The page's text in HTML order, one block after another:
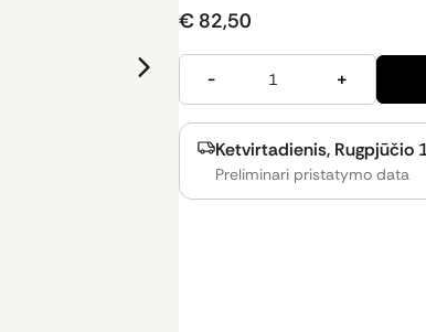
€ 82,50
- +
Ketvirtadienis, Rugpjūčio
Preliminari pristatymo data